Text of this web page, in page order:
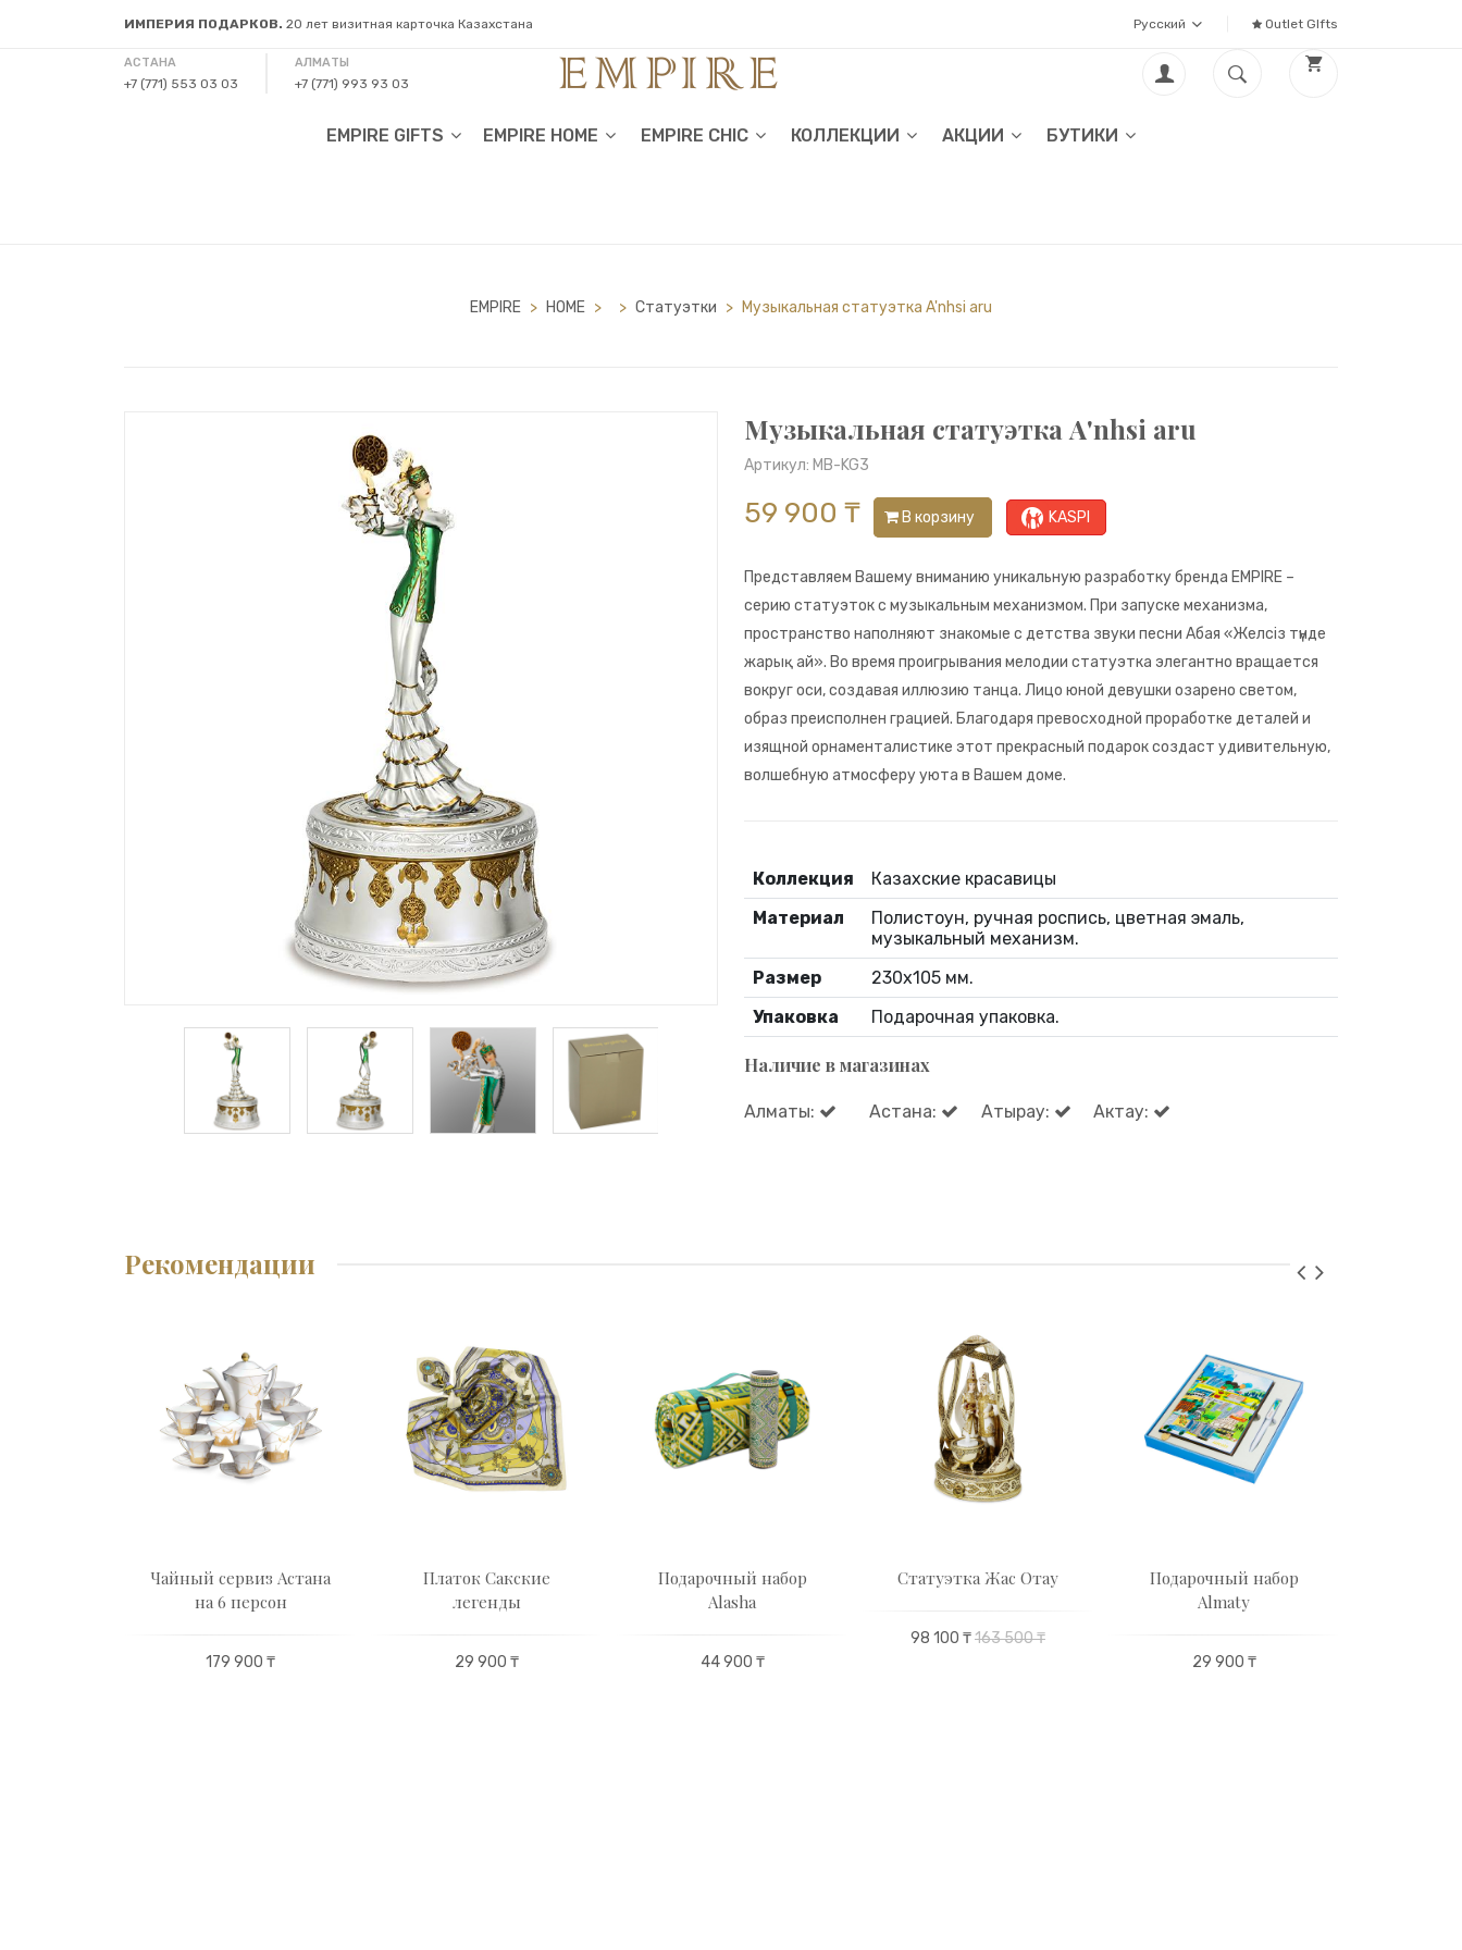
ИМПЕРИЯ ПОДАРКОВ. 20 лет визитная карточка Казахстана Русский Outlet GIfts
АСТАНА
+7 (771) 553 03 03
АЛМАТЫ
+7 (771) 993 93 03
EMPIRE GIFTS EMPIRE HOME EMPIRE CHIC КОЛЛЕКЦИИ АКЦИИ БУТИКИ
EMPIRE > HOME > > Статуэтки > Музыкальная статуэтка A'nhsi aru
Музыкальная статуэтка A'nhsi aru
Артикул: MB-KG3
59 900 ₸ В корзину KASPI
Представляем Вашему вниманию уникальную разработку бренда EMPIRE –
серию статуэток с музыкальным механизмом. При запуске механизма,
пространство наполняют знакомые с детства звуки песни Абая «Желсіз түнде
жарық ай». Во время проигрывания мелодии статуэтка элегантно вращается
вокруг оси, создавая иллюзию танца. Лицо юной девушки озарено светом,
образ преисполнен грацией. Благодаря превосходной проработке деталей и
изящной орнаменталистике этот прекрасный подарок создаст удивительную,
волшебную атмосферу уюта в Вашем доме.
Коллекция
Казахские красавицы
Материал
Полистоун, ручная роспись, цветная эмаль,
музыкальный механизм.
Размер
230х105 мм.
Упаковка
Подарочная упаковка.
Наличие в магазинах
Алматы: Астана: Атырау: Актау:
Рекомендации
Чайный сервиз Астана
на 6 персон
179 900 ₸
Платок Сакские
легенды
29 900 ₸
Подарочный набор
Alasha
44 900 ₸
Статуэтка Жас Отау
98 100 ₸163 500 ₸
Подарочный набор
Almaty
29 900 ₸